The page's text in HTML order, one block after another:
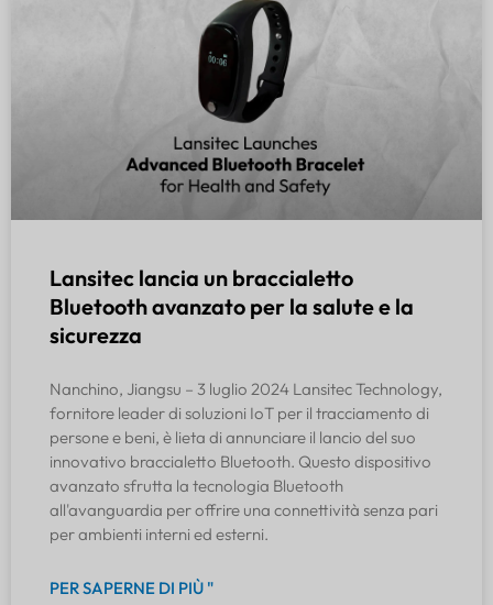
Lansitec lancia un braccialetto
Bluetooth avanzato per la salute e la
sicurezza
Nanchino, Jiangsu – 3 luglio 2024 Lansitec Technology,
fornitore leader di soluzioni IoT per il tracciamento di
persone e beni, è lieta di annunciare il lancio del suo
innovativo braccialetto Bluetooth. Questo dispositivo
avanzato sfrutta la tecnologia Bluetooth
all'avanguardia per offrire una connettività senza pari
per ambienti interni ed esterni.
PER SAPERNE DI PIÙ "